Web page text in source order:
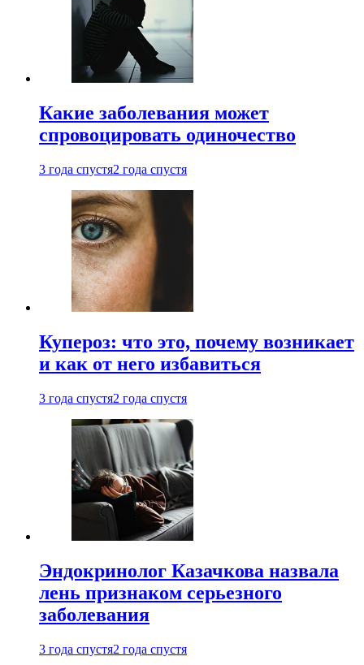
Какие заболевания может
спровоцировать одиночество
3 года спустя2 года спустя
Купероз: что это, почему возникает
и как от него избавиться
3 года спустя2 года спустя
Эндокринолог Казачкова назвала
лень признаком серьезного
заболевания
3 года спустя2 года спустя